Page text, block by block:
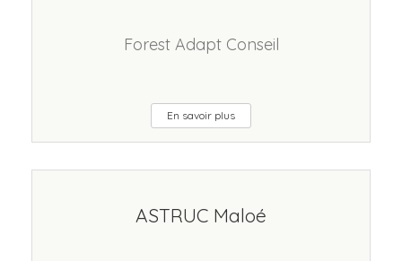
Forest Adapt Conseil
En savoir plus
ASTRUC Maloé